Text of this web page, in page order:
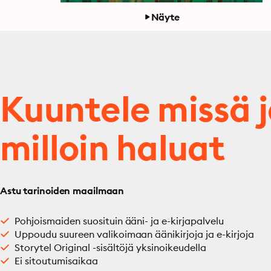
Näyte
Kuuntele missä
milloin haluat
Astu tarinoiden maailmaan
Pohjoismaiden suosituin ääni- ja e-kirjapalvelu
Uppoudu suureen valikoimaan äänikirjoja ja e-kirjoja
Storytel Original -sisältöjä yksinoikeudella
Ei sitoutumisaikaa